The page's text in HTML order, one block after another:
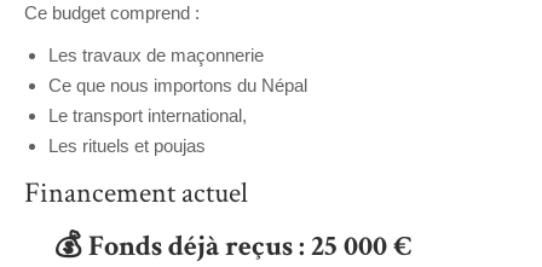
Ce budget comprend :
Les travaux de maçonnerie
Ce que nous importons du Népal
Le transport international,
Les rituels et poujas
Financement actuel
💰Fonds déjà reçus : 25 000 €